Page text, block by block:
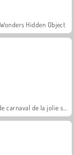
Hidden Object